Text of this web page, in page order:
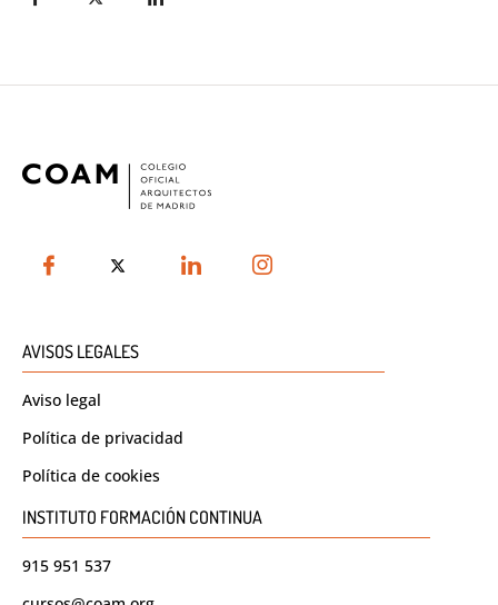
AVISOS LEGALES
Aviso legal
Política de privacidad
Política de cookies
INSTITUTO FORMACIÓN CONTINUA
915 951 537